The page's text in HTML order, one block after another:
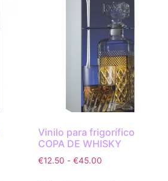
Vinilo para frigorífico
COPA DE WHISKY
€12.50 - €45.00